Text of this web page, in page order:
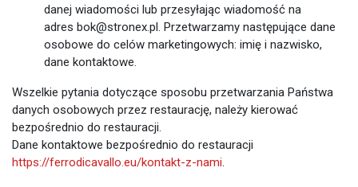
danej wiadomości lub przesyłając wiadomość na
adres bok@stronex.pl. Przetwarzamy następujące dane
osobowe do celów marketingowych: imię i nazwisko,
dane kontaktowe.
Wszelkie pytania dotyczące sposobu przetwarzania Państwa
danych osobowych przez restaurację, należy kierować
bezpośrednio do restauracji.
Dane kontaktowe bezpośrednio do restauracji
https://ferrodicavallo.eu/kontakt-z-nami.